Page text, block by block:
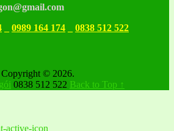
0989 164 174 0838 512 522
Copyright © 2026.
0838 512 522 Back to Top ↑